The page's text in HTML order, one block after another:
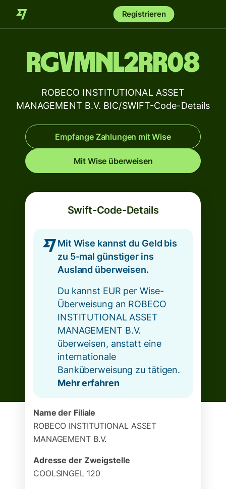
Registrieren
RGVMNL2RR08
ROBECO INSTITUTIONAL ASSET
MANAGEMENT B.V. BIC/SWIFT-Code-Details
Empfange Zahlungen mit Wise
Mit Wise überweisen
Swift-Code-Details
Mit Wise kannst du Geld bis
zu 5-mal günstiger ins
Ausland überweisen.
Du kannst EUR per Wise-
Überweisung an ROBECO
INSTITUTIONAL ASSET
MANAGEMENT B.V.
überweisen, anstatt eine
internationale
Banküberweisung zu tätigen.
Mehr erfahren
Name der Filiale
ROBECO INSTITUTIONAL ASSET
MANAGEMENT B.V.
Adresse der Zweigstelle
COOLSINGEL 120